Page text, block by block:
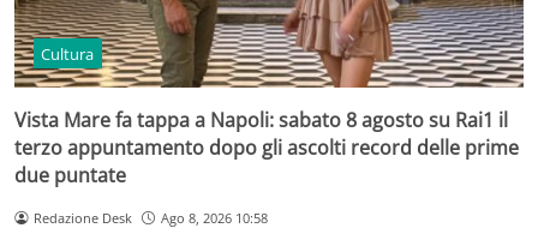
Cultura
Vista Mare fa tappa a Napoli: sabato 8 agosto su Rai1 il
terzo appuntamento dopo gli ascolti record delle prime
due puntate
Redazione Desk Ago 8, 2026 10:58